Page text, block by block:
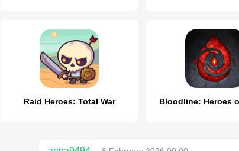
Raid Heroes: Total War Bloodline: Heroes